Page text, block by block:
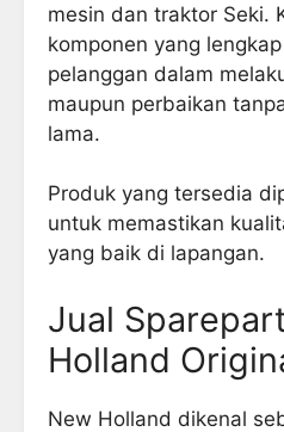
mesin dan traktor Seki.
komponen yang
pelanggan dalam
maupun perbaikan
lama.
Produk yang tersedia
untuk memastikan
yang baik di lapangan.
Jual
Holland
New Holland dikenal